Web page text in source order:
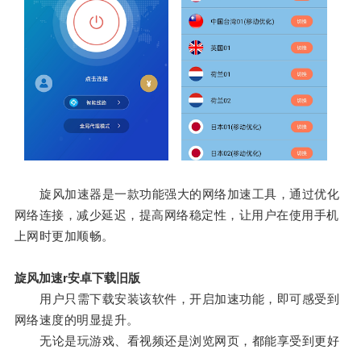
旋风加速器是一款功能强大的网络加速工具，通过优化
网络连接，减少延迟，提高网络稳定性，让用户在使用手机
上网时更加顺畅。
旋风加速r安卓下载旧版
用户只需下载安装该软件，开启加速功能，即可感受到
网络速度的明显提升。
无论是玩游戏、看视频还是浏览网页，都能享受到更好